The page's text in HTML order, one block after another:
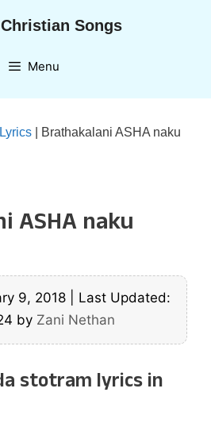
Songs
Menu
Brathakalani ASHA naku
ASHA naku
9, 2018
Last Updated:
by Zani Nethan
stotram lyrics in